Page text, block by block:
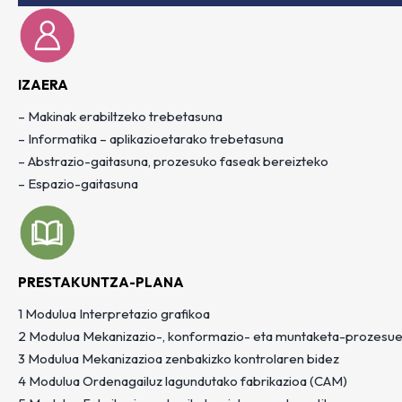
IZAERA
– Makinak erabiltzeko trebetasuna
– Informatika – aplikazioetarako trebetasuna
– Abstrazio-gaitasuna, prozesuko faseak bereizteko
– Espazio-gaitasuna
PRESTAKUNTZA-PLANA
1 Modulua Interpretazio grafikoa
2 Modulua Mekanizazio-, konformazio- eta muntaketa-
3 Modulua Mekanizazioa zenbakizko kontrolaren bidez
4 Modulua Ordenagailuz lagundutako fabrikazioa (CAM)